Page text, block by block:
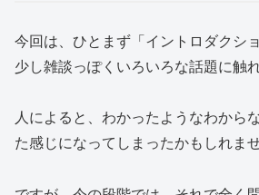
今回は、ひとまず「イントロダクシ
少し雑談っぽくいろいろな話題に触
人によると、わかったようなわから
た感じになってしまったかもしれませ